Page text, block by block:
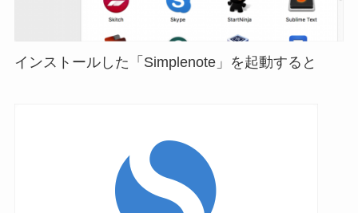
インストールした「Simplenote」を起動すると